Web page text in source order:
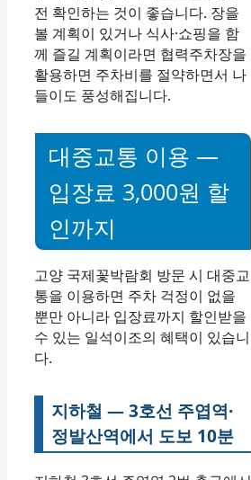
전 확인하는 것이 좋습니다. 장을
볼 계획이 있거나 식사·쇼핑을 함
께 즐길 계획이라면 협력주차장을
활용하면 주차비를 절약하면서 나
들이도 풍성해집니다.
대중교통 이용 —
입장료 3,000원 할
인까지
고양 국제꽃박람회 방문 시 대중교
통을 이용하면 주차 걱정이 없을
뿐만 아니라 입장료까지 할인받을
수 있는 일석이조의 혜택이 있습니
다.
지하철 — 3호선 주엽역·
정발산역에서 도보 10분